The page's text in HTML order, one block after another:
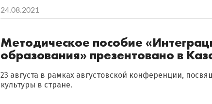
24.08.2021
Методическое пособие
образования» презентовано в
23 августа в рамках августовской конференции,
культуры в стране.